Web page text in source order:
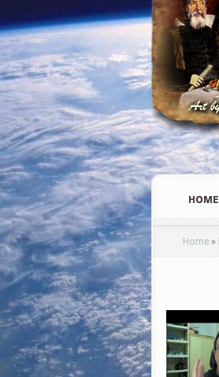
HOME
Home »